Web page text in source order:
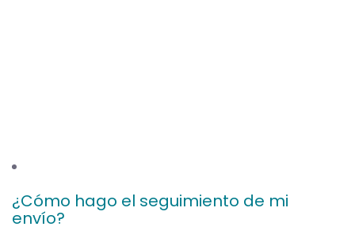
¿Cómo hago el seguimiento de mi
envío?